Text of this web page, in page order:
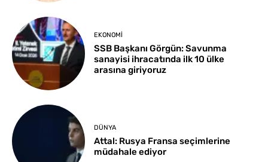
EKONOMI
SSB Başkanı Görgün: Savunma
sanayisi ihracatında ilk 10 ülke
arasına giriyoruz
DÜNYA
Attal: Rusya Fransa seçimlerine
müdahale ediyor